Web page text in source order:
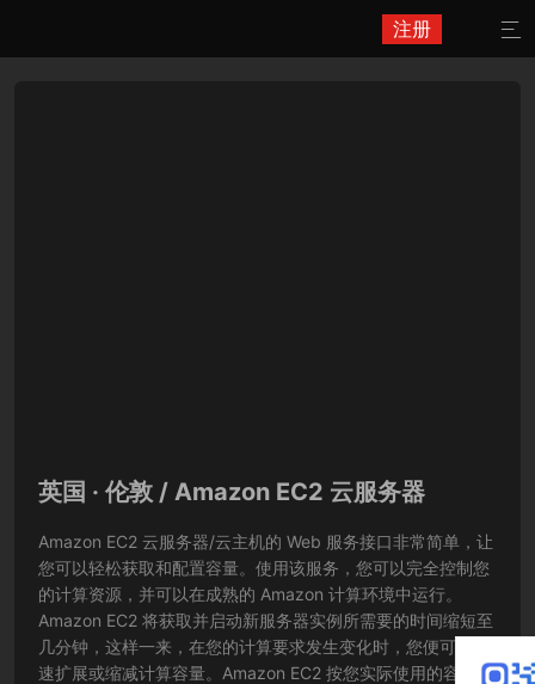
注册 
英国 · 伦敦 / Amazon EC2 云服务器
Amazon EC2 云服务器/云主机的 Web 服务接口非常简单，让
您可以轻松获取和配置容量。使用该服务，您可以完全控制您
的计算资源，并可以在成熟的 Amazon 计算环境中运行。
Amazon EC2 将获取并启动新服务器实例所需要的时间缩短至
几分钟，这样一来，在您的计算要求发生变化时，您便可以快
速扩展或缩减计算容量。Amazon EC2 按您实际使用的容量收